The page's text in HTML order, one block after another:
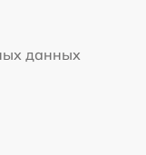
данных